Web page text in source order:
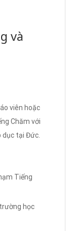
và
viên hoặc
Chăm với
tại Đức.
Tiếng
học